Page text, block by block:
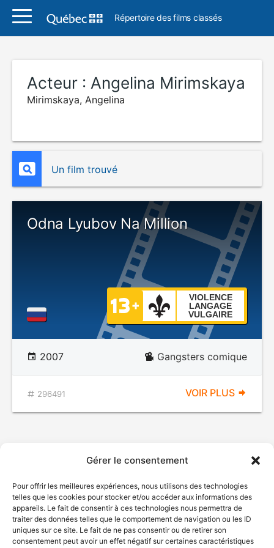
Gérer le consentement
Pour offrir les meilleures expériences, nous utilisons des technologies
telles que les cookies pour stocker et/ou accéder aux informations des
appareils. Le fait de consentir à ces technologies nous permettra de
traiter des données telles que le comportement de navigation ou les ID
uniques sur ce site. Le fait de ne pas consentir ou de retirer son
consentement peut avoir un effet négatif sur certaines caractéristiques
Répertoire des films classés
Acteur : Angelina Mirimskaya
Mirimskaya, Angelina
Un film trouvé
Odna Lyubov Na Million
VIOLENCE
LANGAGE
VULGAIRE
2007 Gangsters comique
296491 VOIR PLUS